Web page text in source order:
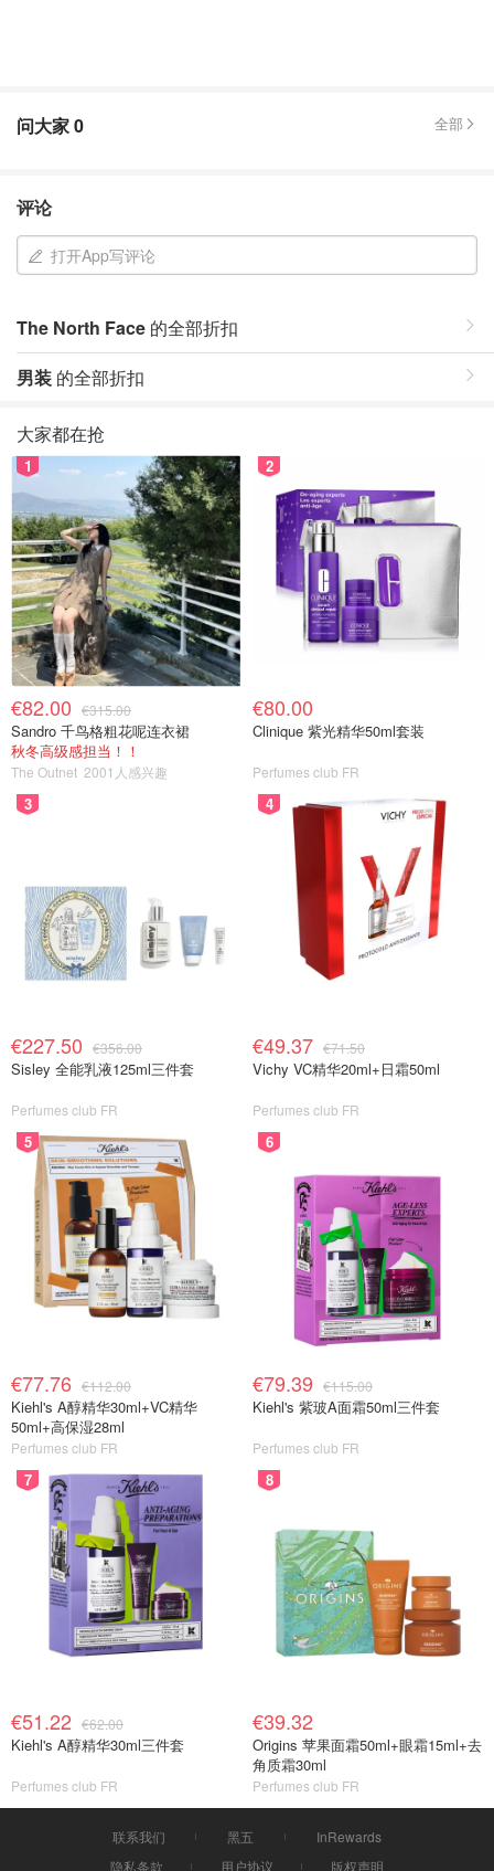
问大家0 全部
评论
打开App写评论
The North Face 的全部折扣
男装 的全部折扣
大家都在抢
1
€82.00 €315.00
Sandro 千鸟格粗花呢连衣裙
秋冬高级感担当！！
The Outnet 2001人感兴趣
2
€80.00
Clinique 紫光精华50ml套装
Perfumes club FR
3
€227.50 €356.00
Sisley 全能乳液125ml三件套
Perfumes club FR
4
€49.37 €71.50
Vichy VC精华20ml+日霜50ml
Perfumes club FR
5
€77.76 €112.00
Kiehl's A醇精华30ml+VC精华
50ml+高保湿28ml
Perfumes club FR
6
€79.39 €115.00
Kiehl's 紫玻A面霜50ml三件套
Perfumes club FR
7
€51.22 €62.00
Kiehl's A醇精华30ml三件套
Perfumes club FR
8
€39.32
Origins 苹果面霜50ml+眼霜15ml+去
角质霜30ml
Perfumes club FR
联系我们 黑五
InRewards
隐私条款
用户协议 版权声明